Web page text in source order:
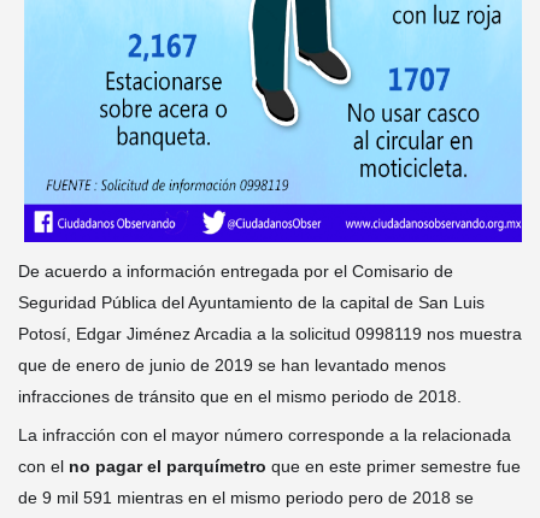
De acuerdo a información entregada por el Comisario de
Seguridad Pública del Ayuntamiento de la capital de San Luis
Potosí, Edgar Jiménez Arcadia a la solicitud 0998119 nos muestra
que de enero de junio de 2019 se han levantado menos
infracciones de tránsito que en el mismo periodo de 2018.
La infracción con el mayor número corresponde a la relacionada
con el no pagar el parquímetro que en este primer semestre fue
de 9 mil 591 mientras en el mismo periodo pero de 2018 se